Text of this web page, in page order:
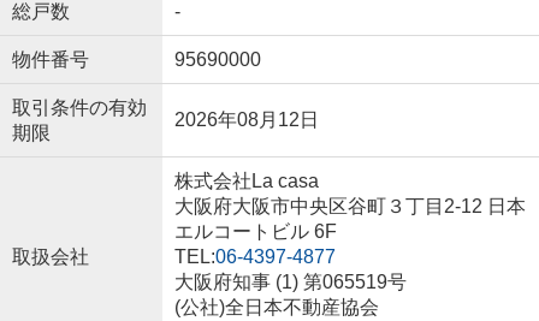
総戸数 -
物件番号 95690000
取引条件の有効
期限
2026年08月12日
取扱会社
株式会社La casa
大阪府大阪市中央区谷町３丁目2-12 日本
エルコートビル 6F
TEL:06-4397-4877
大阪府知事 (1) 第065519号
(公社)全日本不動産協会